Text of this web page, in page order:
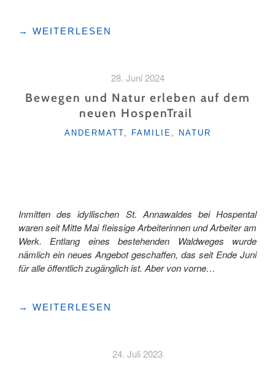
"WANDERSPASS
DER
KLEWENALP-
STOCKHÜTTE"
→ WEITERLESEN
28. Juni 2024
Bewegen und Natur erleben auf dem
neuen HospenTrail
KATEGORIEN
ANDERMATT FAMILIE NATUR
Inmitten des idyllischen St. Annawaldes bei Hospental
waren seit Mitte Mai fleissige Arbeiterinnen und Arbeiter am
Werk. Entlang eines bestehenden Waldweges wurde
nämlich ein neues Angebot geschaffen, das seit Ende Juni
für alle öffentlich zugänglich ist. Aber von vorne…
"BEWEGEN
→ WEITERLESEN
24. Juli 2023